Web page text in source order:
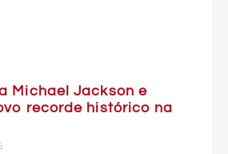
Michael Jackson e
recorde histórico na